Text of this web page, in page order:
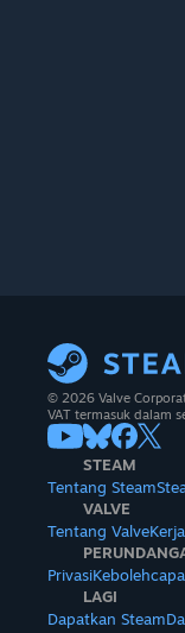
© 2026 Valve
VAT termasuk dalam
STEAM
Tentang Steam
VALVE
Tentang Valve
Privasi
LAGI
Dapatkan Steam